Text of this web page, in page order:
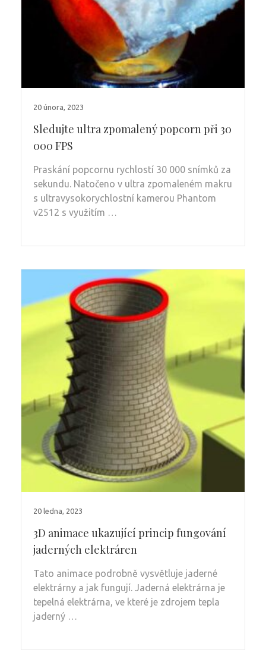
20 února, 2023
Sledujte ultra zpomalený popcorn při 30
000 FPS
Praskání popcornu rychlostí 30 000 snímků za
sekundu. Natočeno v ultra zpomaleném makru
s ultravysokorychlostní kamerou Phantom
v2512 s využitím …
20 ledna, 2023
3D animace ukazující princip fungování
jaderných elektráren
Tato animace podrobně vysvětluje jaderné
elektrárny a jak fungují. Jaderná elektrárna je
tepelná elektrárna, ve které je zdrojem tepla
jaderný …